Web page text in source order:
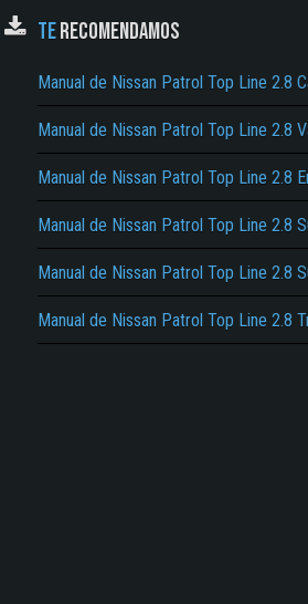
TERECOMENDAMOS
Manual de Nissan Patrol Top Line 2.8
Manual de Nissan Patrol Top Line 2.8
Manual de Nissan Patrol Top Line 2.8
Manual de Nissan Patrol Top Line 2.8
Manual de Nissan Patrol Top Line 2.8
Manual de Nissan Patrol Top Line 2.8
El Título es incorrecto según
No carga o no se visualiza el